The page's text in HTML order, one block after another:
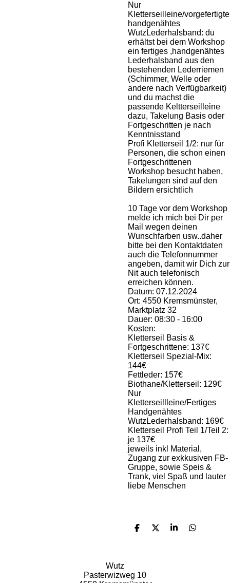
Nur
Kletterseilleine/
handgenähtes
WutzLederhalsband: du
erhältst bei dem Workshop
ein fertiges ,handgenähtes
Lederhalsband aus den
bestehenden Lederriemen
(Schimmer, Welle oder
andere nach Verfügbarkeit)
und du machst die
passende Keltterseilleine
dazu, Takelung Basis oder
Fortgeschritten je nach
Kenntnisstand
Profi Kletterseil 1/2: nur für
Personen, die schon einen
Fortgeschrittenen
Workshop besucht haben,
Takelungen sind auf den
Bildern ersichtlich
10 Tage vor dem Workshop
melde ich mich bei Dir per
Mail wegen deinen
Wunschfarben usw..daher
bitte bei den Kontaktdaten
auch die Telefonnummer
angeben, damit wir Dich zur
Nit auch telefonisch
erreichen können.
Datum: 07.12.2024
Ort: 4550 Kremsmünster,
Marktplatz 32
Dauer: 08:30 - 16:00
Kosten:
Kletterseil Basis &
Fortgeschrittene: 137€
Kletterseil Spezial-Mix:
144€
Fettleder: 157€
Biothane/Kletterseil: 129€
Nur
Kletterseillleine/Fertiges
Handgenähtes
WutzLederhalsband: 169€
Kletterseil Profi Teil 1/Teil 2:
je 137€
jeweils inkl Material,
Zugang zur exkkusiven FB-
Gruppe, sowie Speis &
Trank, viel Spaß und lauter
liebe Menschen
T
n
T
T
T
Wutz
Pasterwizweg 10